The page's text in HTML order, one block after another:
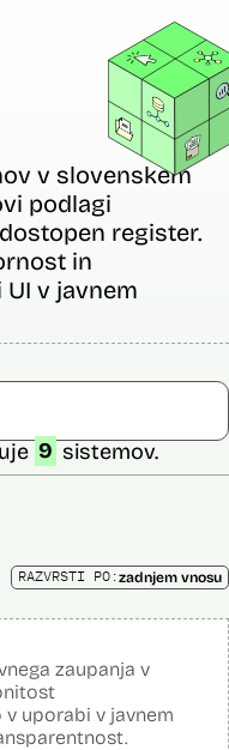
v slovenskem
podlagi
register.
in
v javnem
9 sistemov.
RAZVRSTI PO:zadnjem vnosu
zaupanja v
uporabi v javnem